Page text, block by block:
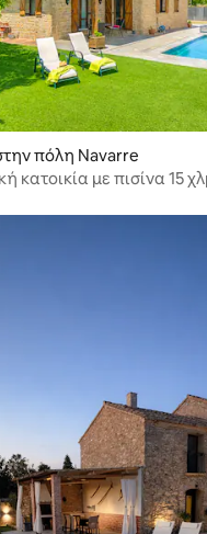
πόλη Navarre
κατοικία με πισίνα 15